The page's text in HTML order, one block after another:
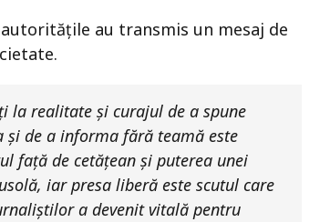
au transmis un mesaj de
la realitate și curajul de a spune
de a informa fără teamă este
față de cetățean și puterea unei
iar presa liberă este scutul care
a devenit vitală pentru